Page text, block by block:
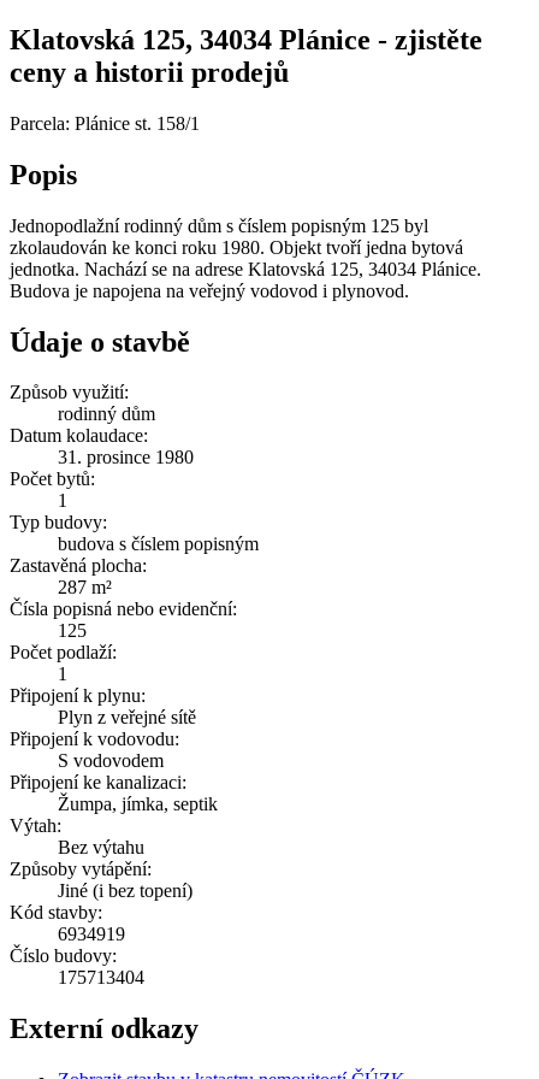
Klatovská 125, 34034 Plánice - zjistěte
ceny a historii prodejů
Parcela: Plánice st. 158/1
Popis
Jednopodlažní rodinný dům s číslem popisným 125 byl
zkolaudován ke konci roku 1980. Objekt tvoří jedna bytová
jednotka. Nachází se na adrese Klatovská 125, 34034 Plánice.
Budova je napojena na veřejný vodovod i plynovod.
Údaje o stavbě
Způsob využití:
rodinný dům
Datum kolaudace:
31. prosince 1980
Počet bytů:
1
Typ budovy:
budova s číslem popisným
Zastavěná plocha:
287 m²
Čísla popisná nebo evidenční:
125
Počet podlaží:
1
Připojení k plynu:
Plyn z veřejné sítě
Připojení k vodovodu:
S vodovodem
Připojení ke kanalizaci:
Žumpa, jímka, septik
Výtah:
Bez výtahu
Způsoby vytápění:
Jiné (i bez topení)
Kód stavby:
6934919
Číslo budovy:
175713404
Externí odkazy